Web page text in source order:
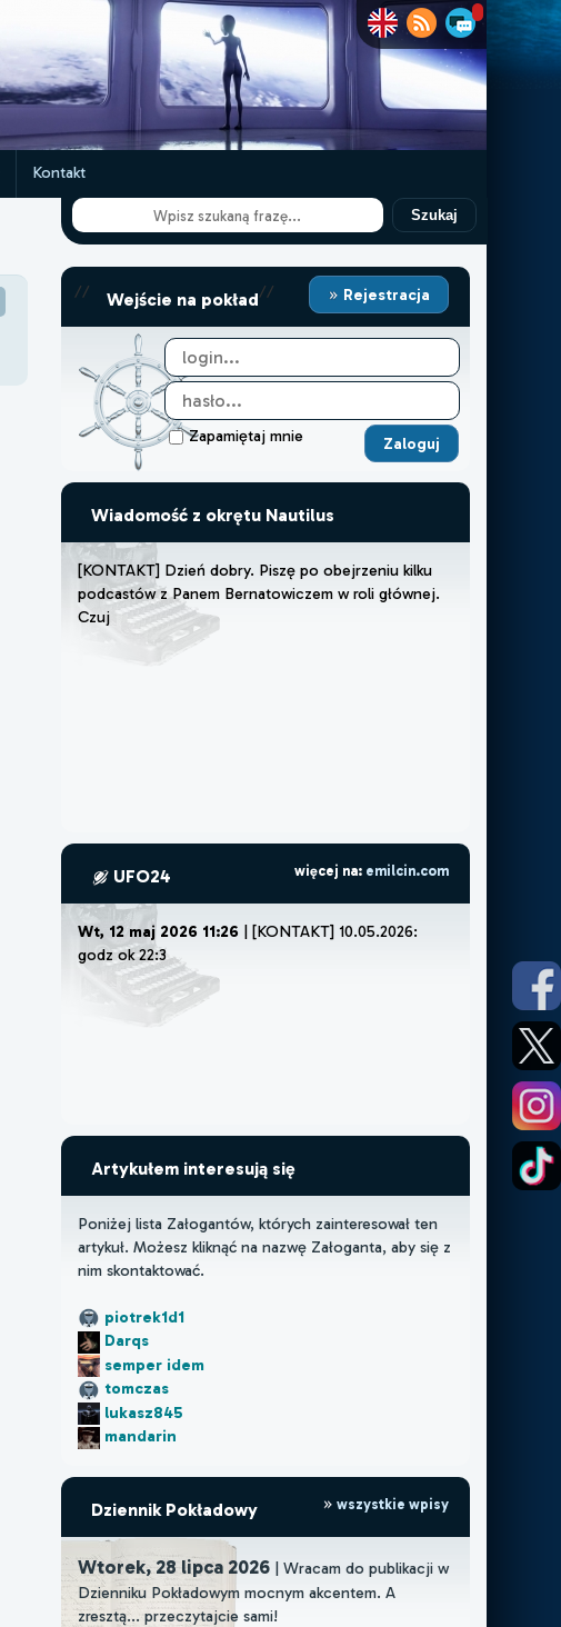
Kontakt
Szukaj
// Wejście na pokład// Rejestracja
Zapamiętaj mnie
Wiadomość z okrętu Nautilus
[KONTAKT] Dzień dobry. Piszę po obejrzeniu kilku
podcastów z Panem Bernatowiczem w roli głównej.
Czuję, że muszę lu
UFO24 więcej na: emilcin.com
Wt, 12 maj 2026 11:26 | [KONTAKT] 10.05.2026:
godz ok 22:30.
Artykułem interesują się
Poniżej lista Załogantów, których zainteresował ten
artykuł. Możesz kliknąć na nazwę Załoganta, aby się z
nim skontaktować.
piotrek1d1
Darqs
semper idem
tomczas
lukasz845
mandarin
Dziennik Pokładowy wszystkie wpisy
Wtorek, 28 lipca 2026| Wracam do publikacji w
Dzienniku Pokładowym mocnym akcentem. A
zresztą... przeczytajcie sami!